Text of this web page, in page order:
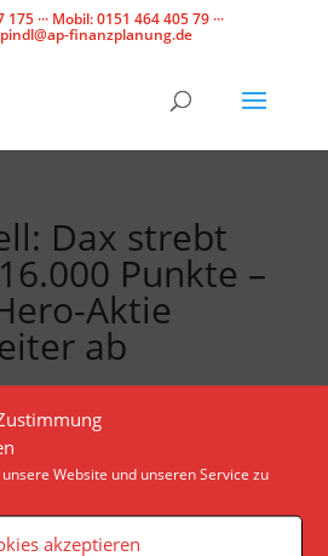
Website und unseren Service zu
akzeptieren
··· Mobil: 0151 464 405 79 ···
finanzplanung.de
Dax strebt
Punkte –
Aktie
ab
fehlen rund 600 Punkte für
Doch für neue Gewinne muss
deutlich sinken.